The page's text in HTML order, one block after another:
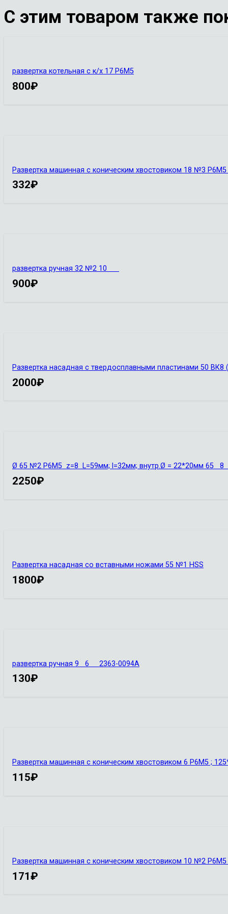
С этим товаром также
развертка котельная с к/х 17 Р6М5
800₽
Развертка машинная с коническим хвостовиком 18 №3 Р6М5
332₽
развертка ручная 32 №2 10
900₽
Развертка насадная с твердосплавными пластинами 50 ВК8
2000₽
Ø 65 №2 Р6М5 z=8 L=59мм; l=32мм; внутр.Ø = 22*20мм 65
2250₽
Развертка насадная со вставными ножами 55 №1 HSS
1800₽
развертка ручная 9 6 2363-0094А
130₽
Развертка машинная с коническим хвостовиком 6 Р6М5 ;
115₽
Развертка машинная с коническим хвостовиком 10 №2 Р6М5
171₽